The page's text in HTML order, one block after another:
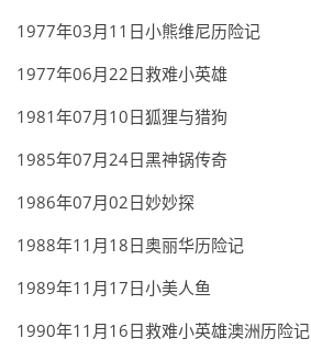
1977年03月11日小熊维尼历险记
1977年06月22日救难小英雄
1981年07月10日狐狸与猎狗
1985年07月24日黑神锅传奇
1986年07月02日妙妙探
1988年11月18日奥丽华历险记
1989年11月17日小美人鱼
1990年11月16日救难小英雄澳洲历险记